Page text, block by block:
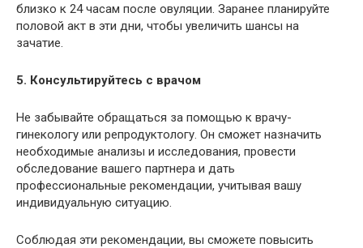
близко к 24 часам после овуляции. Заранее планируйте
половой акт в эти дни, чтобы увеличить шансы на
зачатие.
5. Консультируйтесь с врачом
Не забывайте обращаться за помощью к врачу-
гинекологу или репродуктологу. Он сможет назначить
необходимые анализы и исследования, провести
обследование вашего партнера и дать
профессиональные рекомендации, учитывая вашу
индивидуальную ситуацию.
Соблюдая эти рекомендации, вы сможете повысить